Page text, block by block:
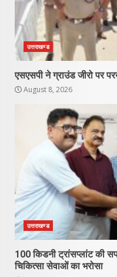
उत्तराखण्ड
एसएसपी ने ग्राउंड जीरो पर
August 8, 2026
उत्तराखण्ड
100 किडनी ट्रांसप्लांट की
चिकित्सा सेवाओं का भरोसा